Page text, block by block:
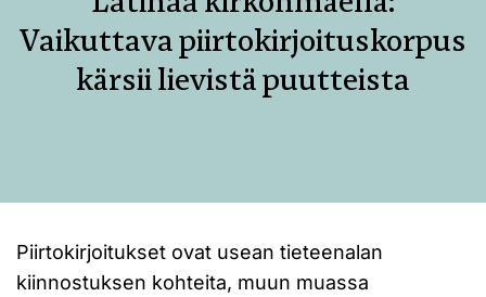
Vaikuttava piirtokirjoituskorpus
kärsii lievistä puutteista
Piirtokirjoitukset ovat usean tieteenalan
kiinnostuksen kohteita, muun muassa